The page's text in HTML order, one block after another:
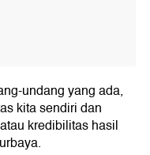
undang yang ada,
kita sendiri dan
kredibilitas hasil